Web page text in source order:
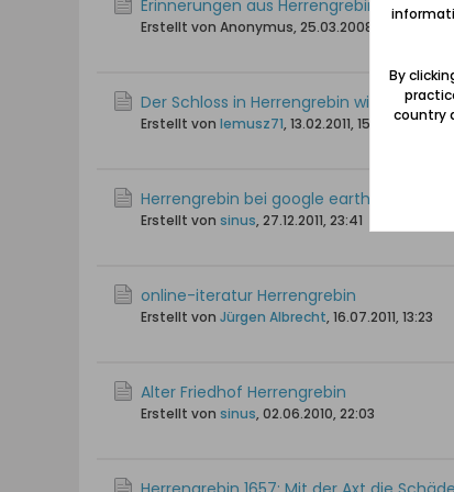
Erinnerungen aus Herrengrebin
Erstellt von Anonymus, 25.03.2008, 08:10
Der Schloss in Herrengrebin wieder in
Erstellt von lemusz71, 13.02.2011, 15:17
Herrengrebin bei google earth
Erstellt von sinus, 27.12.2011, 23:41
online-iteratur Herrengrebin
Erstellt von Jürgen Albrecht, 16.07.2011, 13:23
Alter Friedhof Herrengrebin
Erstellt von sinus, 02.06.2010, 22:03
By
country